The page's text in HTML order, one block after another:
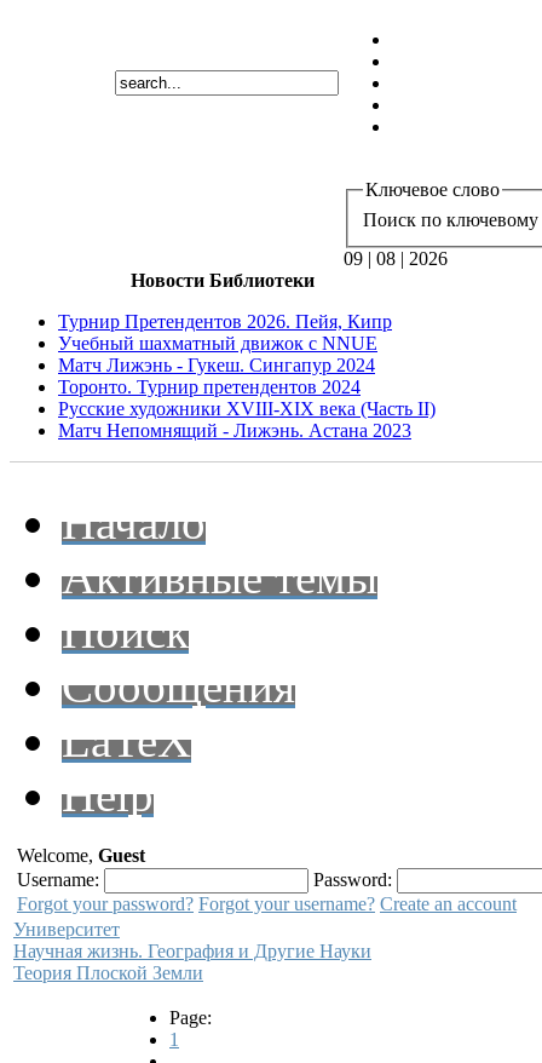
Ключевое слово
Поиск по ключевому
09 | 08 | 2026
Новости Библиотеки
Турнир Претендентов 2026. Пейя, Кипр
Учебный шахматный движок с NNUE
Матч Лижэнь - Гукеш. Сингапур 2024
Торонто. Турнир претендентов 2024
Русские художники XVIII-XIX века (Часть II)
Матч Непомнящий - Лижэнь. Астана 2023
Начало
Активные темы
Поиск
Сообщения
LaTeX
Help
Welcome, Guest
Username:
Password:
Forgot your password? Forgot your username? Create an account
Университет
Научная жизнь. География и Другие Науки
Теория Плоской Земли
Page:
1